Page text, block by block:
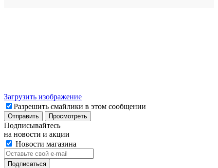
Загрузить изображение
Разрешить смайлики в этом сообщении
Подписывайтесь
на новости и акции
Новости магазина